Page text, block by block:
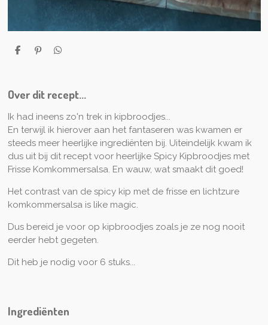
D
P
e
n
D
Over dit recept...
Ik had ineens zo'n trek in kipbroodjes...
En terwijl ik hierover aan het fantaseren was kwamen er
steeds meer heerlijke ingrediënten bij. Uiteindelijk kwam ik
dus uit bij dit recept voor heerlijke Spicy Kipbroodjes met
Frisse Komkommersalsa. En wauw, wat smaakt dit goed!
Het contrast van de spicy kip met de frisse en lichtzure
komkommersalsa is like magic.
Dus bereid je voor op kipbroodjes zoals je ze nog nooit
eerder hebt gegeten.
Dit heb je nodig voor 6 stuks...
Ingrediënten